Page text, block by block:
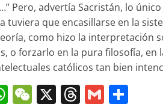
Pero, advertía Sacristán, lo
tuviera que encasillarse en la
como hizo la interpretación
o forzarlo en la pura filosofía,
católicos tan bien
W W X T G